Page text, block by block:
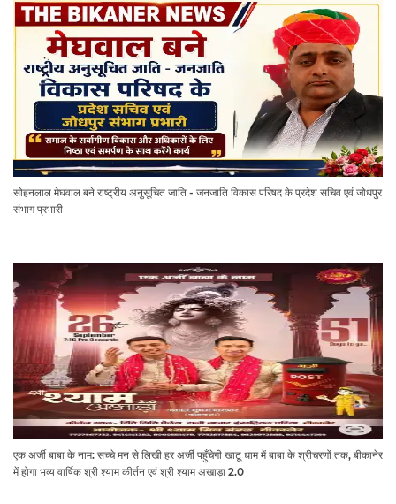
सोहनलाल मेघवाल बने राष्ट्रीय अनुसूचित जाति - जनजाति विकास परिषद के प्रदेश सचिव एवं जोधपुर
संभाग प्रभारी
एक अर्जी बाबा के नाम: सच्चे मन से लिखी हर अर्जी पहुँचेगी खाटू धाम में बाबा के श्रीचरणों तक, बीकानेर
में होगा भव्य वार्षिक श्री श्याम कीर्तन एवं श्री श्याम अखाड़ा 2.0